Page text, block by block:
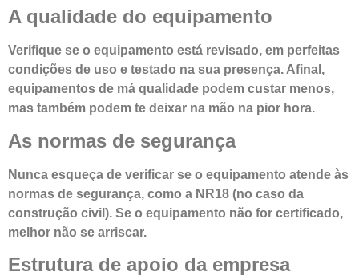
A qualidade do equipamento
Verifique se o equipamento está revisado, em perfeitas
condições de uso e testado na sua presença. Afinal,
equipamentos de má qualidade podem custar menos,
mas também podem te deixar na mão na pior hora.
As normas de segurança
Nunca esqueça de verificar se o equipamento atende às
normas de segurança, como a NR18 (no caso da
construção civil). Se o equipamento não for certificado,
melhor não se arriscar.
Estrutura de apoio da empresa